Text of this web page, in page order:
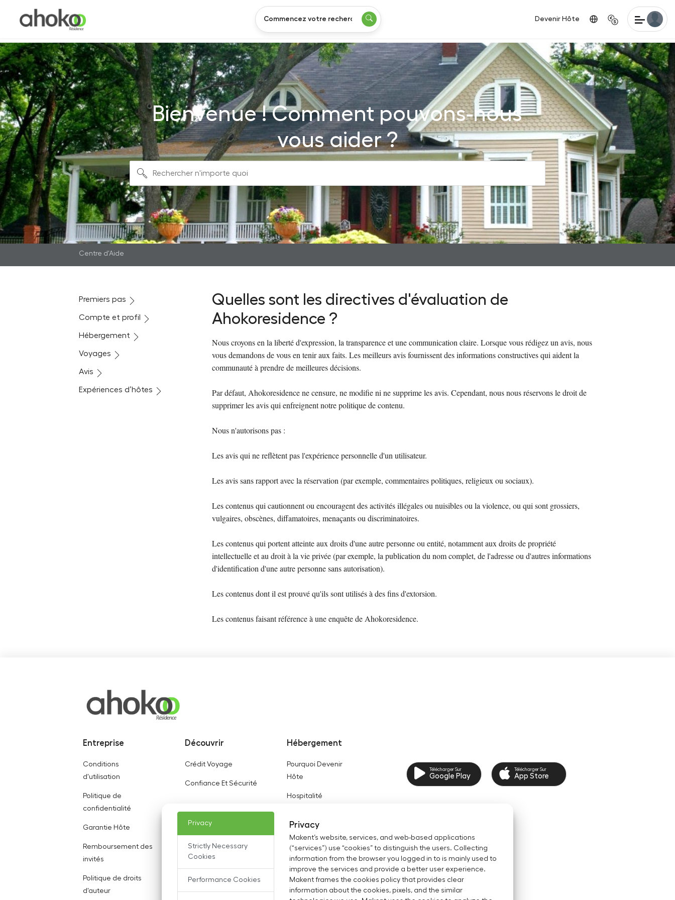
Devenir Hôte
Bienvenue ! Comment pouvons-nous
vous aider ?
Centre d'Aide
Premiers pas
Compte et profil
Hébergement
Voyages
Avis
Expériences d’hôtes
Quelles sont les directives d'évaluation de
Ahokoresidence ?
Nous croyons en la liberté d'expression, la transparence et une communication claire. Lorsque vous rédigez un avis, nous
vous demandons de vous en tenir aux faits. Les meilleurs avis fournissent des informations constructives qui aident la
communauté à prendre de meilleures décisions.
Par défaut, Ahokoresidence ne censure, ne modifie ni ne supprime les avis. Cependant, nous nous réservons le droit de
supprimer les avis qui enfreignent notre politique de contenu.
Nous n'autorisons pas :
Les avis qui ne reflètent pas l'expérience personnelle d'un utilisateur.
Les avis sans rapport avec la réservation (par exemple, commentaires politiques, religieux ou sociaux).
Les contenus qui cautionnent ou encouragent des activités illégales ou nuisibles ou la violence, ou qui sont grossiers,
vulgaires, obscènes, diffamatoires, menaçants ou discriminatoires.
Les contenus qui portent atteinte aux droits d'une autre personne ou entité, notamment aux droits de propriété
intellectuelle et au droit à la vie privée (par exemple, la publication du nom complet, de l'adresse ou d'autres informations
d'identification d'une autre personne sans autorisation).
Les contenus dont il est prouvé qu'ils sont utilisés à des fins d'extorsion.
Les contenus faisant référence à une enquête de Ahokoresidence.
Entreprise
Conditions
d'utilisation
Politique de
confidentialité
Garantie Hôte
Remboursement des
invités
Politique de droits
d'auteur
Découvrir
Crédit Voyage
Confiance Et Sécurité
Hébergement
Pourquoi Devenir
Hôte
Hospitalité
Télécharger Sur
Google Play
Télécharger Sur
App Store
Privacy
Strictly Necessary
Cookies
Performance Cookies
Privacy
Makent’s website, services, and web-based applications
(“services”) use “cookies” to distinguish the users. Collecting
information from the browser you logged in to is mainly used to
improve the services and provide a better user experience.
Makent frames the cookies policy that provides clear
information about the cookies, pixels, and the similar